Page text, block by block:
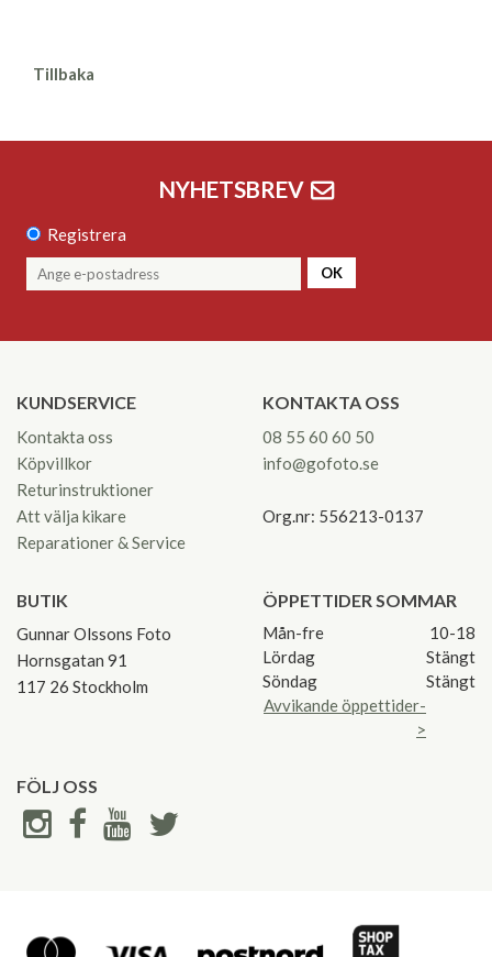
Tillbaka
NYHETSBREV
Registrera
OK
KUNDSERVICE
Kontakta oss
Köpvillkor
Returinstruktioner
Att välja kikare
Reparationer & Service
KONTAKTA OSS
08 55 60 60 50
info@gofoto.se
Org.nr: 556213-0137
BUTIK
Gunnar Olssons Foto
Hornsgatan 91
117 26 Stockholm
ÖPPETTIDER SOMMAR
Mån-fre
10-18
Lördag
Stängt
Söndag
Stängt
Avvikande öppettider-
>
FÖLJ OSS